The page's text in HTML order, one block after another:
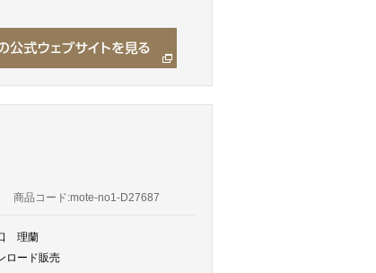
商品コード:mote-no1-D27687
理蘭
ロード販売